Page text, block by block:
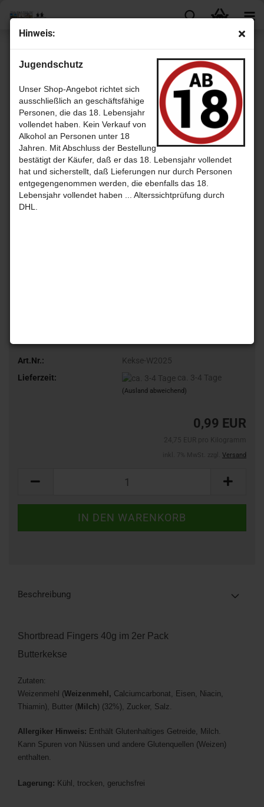
Hin­weis:
Jugendschutz
Unser Shop-Angebot richtet sich
ausschließlich an geschäftsfähige
Personen, die das 18. Lebensjahr
vollendet haben. Kein Verkauf von
Alkohol an Personen unter 18
Jahren. Mit Abschluss der Bestellung
bestätigt der Käufer, daß er das 18. Lebensjahr vollendet
hat und sicherstellt, daß Lieferungen nur durch Personen
entgegengenommen werden, die ebenfalls das 18.
Lebensjahr vollendet haben ... Alterssichtprüfung durch
DHL.
« Erster « zurück weiter »
Letzter »
18Artikel in dieser Kategorie
Short­bread Fin­gers 2er Pack / Wal­kers Kekse
Art.Nr.:
Kekse-W2025
Lieferzeit:
ca. 3-4 Tage
(Ausland abweichend)
0,99 EUR
Versand
Beschreibung
Shortbread Fingers 40g im 2er Pack
Butterkekse
Zutaten:
Weizenmehl (Weizenmehl, Calciumcarbonat, Eisen, Niacin,
Thiamin), Butter ( Milch) (32%), Zucker, Salz.
Allergiker Hinweis: Enthält Glutenhaltiges Getreide, Milch.
Kann Spuren von Nüssen und andere Glutenquellen (Weizen)
enthalten.
Lagerung: Kühl, trocken, geruchsfrei